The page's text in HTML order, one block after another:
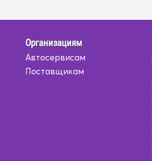
Организациям
Автосервисам
Поставщикам